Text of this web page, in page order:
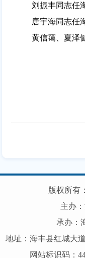
刘振丰同志任海
唐宇海同志任海
黄信霭、夏泽健
版权所有
主办
承办：
地址：海丰县红城大
网站标识码：